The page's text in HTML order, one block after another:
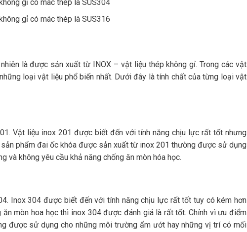
gỉ có mác thép là SUS304
gỉ có mác thép là SUS316
là được sản xuất từ INOX – vật liệu thép không gỉ. Trong các vật
loại vật liệu phổ biến nhất. Dưới đây là tính chất của từng loại vật
Vật liệu inox 201 được biết đến với tính năng chịu lực rất tốt nhưng
sản phẩm đai ốc khóa được sản xuất từ inox 201 thường được sử dụng
và không yêu cầu khả năng chống ăn mòn hóa học.
Inox 304 được biết đến với tính năng chịu lực rất tốt tuy có kém hơn
mòn hoa học thì inox 304 được đánh giá là rất tốt. Chính vì ưu điểm
được sử dụng cho những môi trường ẩm ướt hay những vị trí có mối